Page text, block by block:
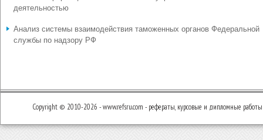
деятельностью
Анализ системы взаимодействия таможенных органов Федеральной
службы по надзору РФ
Copyright © 2010-2026 - www.refsru.com - рефераты, курсовые и дипломные работы